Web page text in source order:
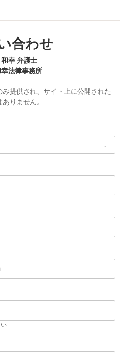
合わせ
幸 弁護士
法律事務所
提供され、サイト上に公開された
りません。